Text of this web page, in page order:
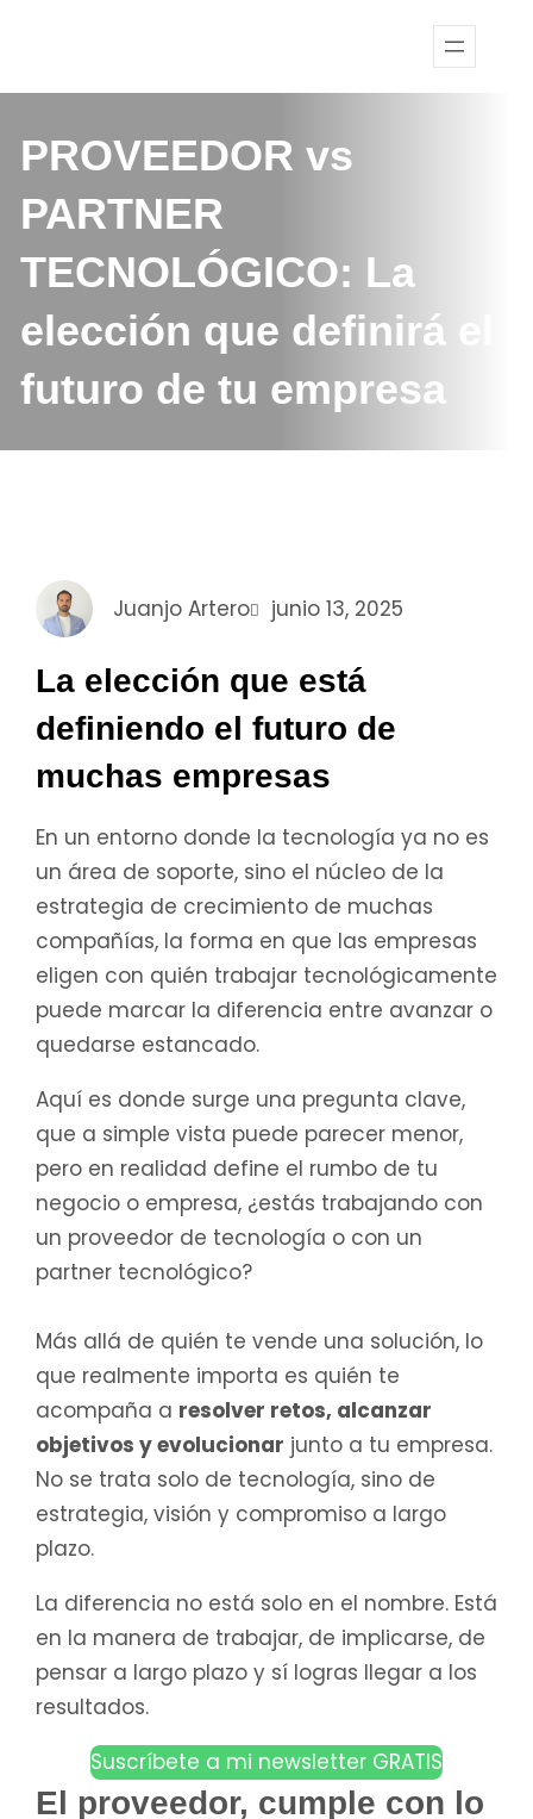
PROVEEDOR vs
PARTNER
TECNOLÓGICO: La
elección que definirá el
futuro de tu empresa
Juanjo Artero junio 13, 2025
La elección que está
definiendo el futuro de
muchas empresas
En un entorno donde la tecnología ya no es
un área de soporte, sino el núcleo de la
estrategia de crecimiento de muchas
compañías, la forma en que las empresas
eligen con quién trabajar tecnológicamente
puede marcar la diferencia entre avanzar o
quedarse estancado.
Aquí es donde surge una pregunta clave,
que a simple vista puede parecer menor,
pero en realidad define el rumbo de tu
negocio o empresa, ¿estás trabajando con
un proveedor de tecnología o con un
partner tecnológico?
Más allá de quién te vende una solución, lo
que realmente importa es quién te
acompaña a resolver retos, alcanzar
objetivos y evolucionar junto a tu empresa.
No se trata solo de tecnología, sino de
estrategia, visión y compromiso a largo
plazo.
La diferencia no está solo en el nombre. Está
en la manera de trabajar, de implicarse, de
pensar a largo plazo y sí logras llegar a los
resultados.
Suscríbete a mi newsletter GRATIS
El proveedor, cumple con lo